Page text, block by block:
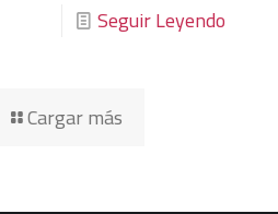
Seguir Leyendo
Cargar más